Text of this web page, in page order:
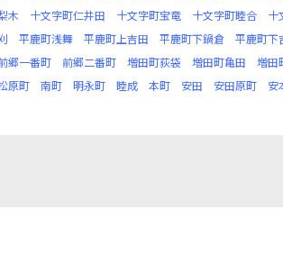
木 十文字町仁井田 十文字町宝竜 十文字町睦合 十
平鹿町浅舞 平鹿町上吉田 平鹿町下鍋倉 平鹿町下
郷一番町 前郷二番町 増田町荻袋 増田町亀田 増田
原町 南町 明永町 睦成 本町 安田 安田原町 安